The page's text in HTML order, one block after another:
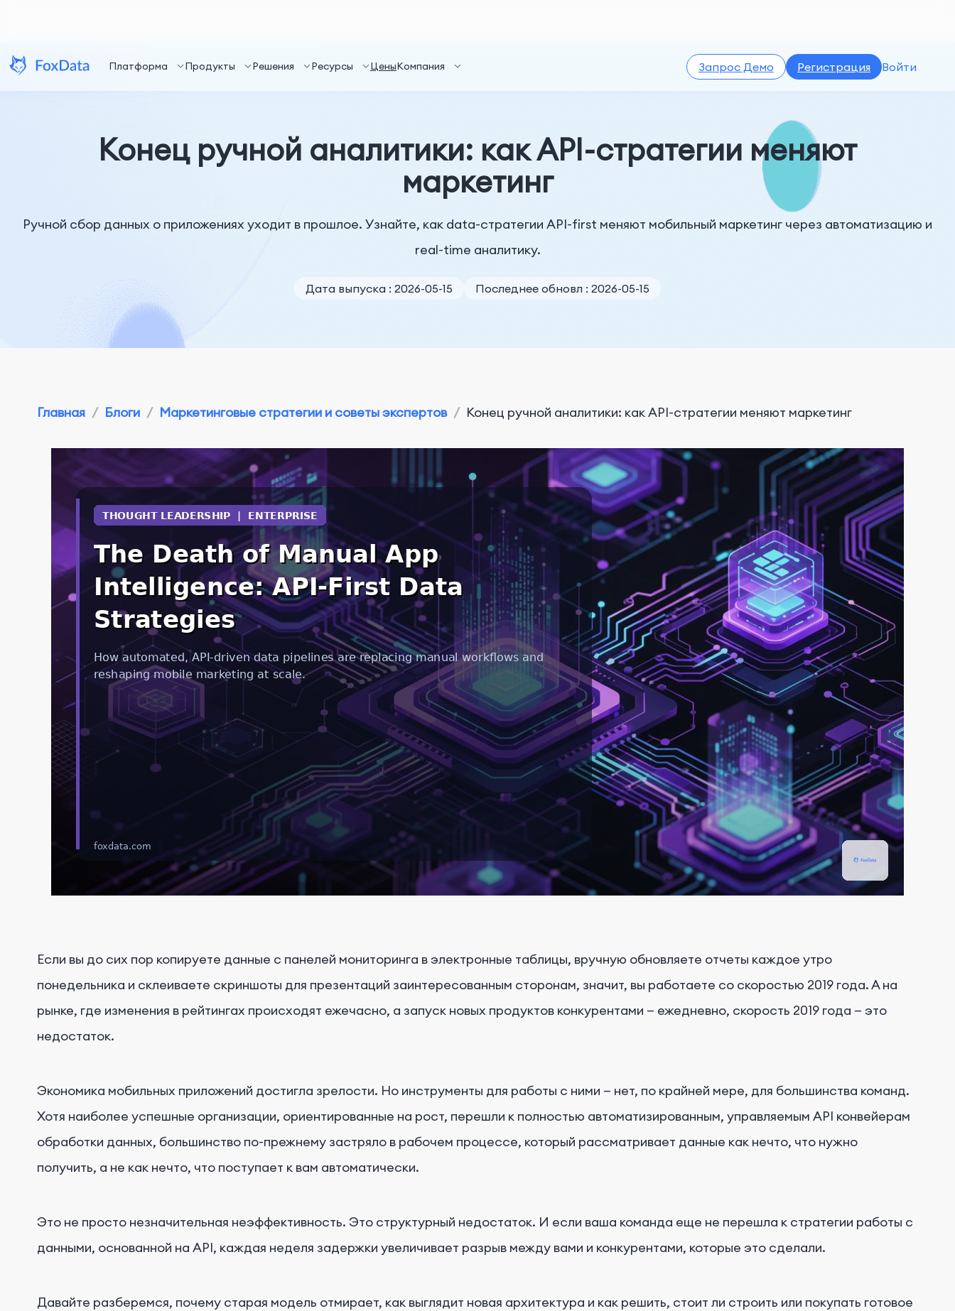
Платформа Продукты Решения Ресурсы ЦеныКомпания Запрос Демо Регистрация Войти
Конец ручной аналитики: как API-стратегии меняют
маркетинг
Ручной сбор данных о приложениях уходит в прошлое. Узнайте, как data-стратегии API-first меняют мобильный маркетинг через автоматизацию и
real-time аналитику.
Дата выпуска : 2026-05-15 Последнее обновл : 2026-05-15
Главная / Блоги / Маркетинговые стратегии и советы экспертов / Конец ручной аналитики: как API-стратегии меняют маркетинг
Если вы до сих пор копируете данные с панелей мониторинга в электронные таблицы, вручную обновляете отчеты каждое утро
понедельника и склеиваете скриншоты для презентаций заинтересованным сторонам, значит, вы работаете со скоростью 2019 года. А на
рынке, где изменения в рейтингах происходят ежечасно, а запуск новых продуктов конкурентами — ежедневно, скорость 2019 года — это
недостаток.
Экономика мобильных приложений достигла зрелости. Но инструменты для работы с ними — нет, по крайней мере, для большинства команд.
Хотя наиболее успешные организации, ориентированные на рост, перешли к полностью автоматизированным, управляемым API конвейерам
обработки данных, большинство по-прежнему застряло в рабочем процессе, который рассматривает данные как нечто, что нужно
получить, а не как нечто, что поступает к вам автоматически.
Это не просто незначительная неэффективность. Это структурный недостаток. И если ваша команда еще не перешла к стратегии работы с
данными, основанной на API, каждая неделя задержки увеличивает разрыв между вами и конкурентами, которые это сделали.
Давайте разберемся, почему старая модель отмирает, как выглядит новая архитектура и как решить, стоит ли строить или покупать готовое